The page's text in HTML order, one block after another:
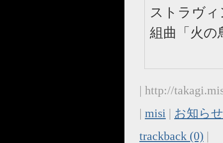
ストラヴ
組曲「火の
| http://
| misi | お知ら
trackback (0) |